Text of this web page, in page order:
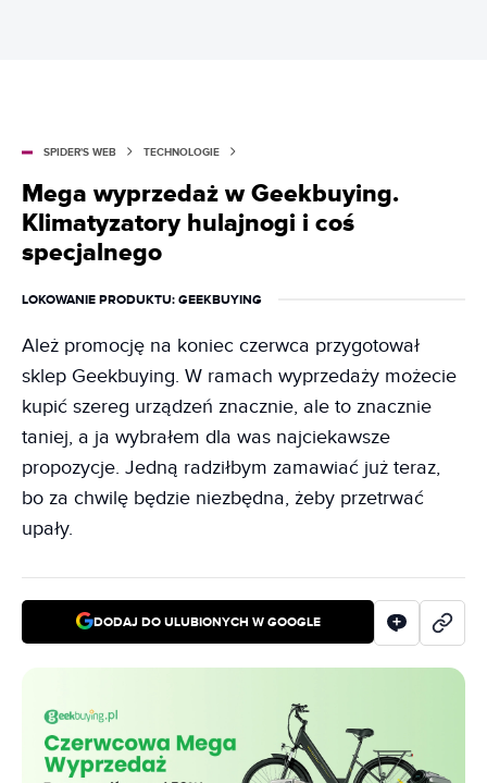
SPIDER'S WEB TECHNOLOGIE
Mega wyprzedaż w Geekbuying.
Klimatyzatory hulajnogi i coś
specjalnego
LOKOWANIE PRODUKTU: GEEKBUYING
Ależ promocję na koniec czerwca przygotował
sklep Geekbuying. W ramach wyprzedaży możecie
kupić szereg urządzeń znacznie, ale to znacznie
taniej, a ja wybrałem dla was najciekawsze
propozycje. Jedną radziłbym zamawiać już teraz,
bo za chwilę będzie niezbędna, żeby przetrwać
upały.
DODAJ DO ULUBIONYCH W GOOGLE